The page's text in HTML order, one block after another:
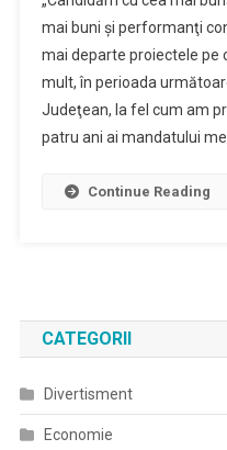
mai buni şi performanţi
mai departe proiectele pe
mult, în perioada
Judeţean, la fel cum am
patru ani ai mandatului
Continue Reading
CATEGORII
Divertisment
Economie